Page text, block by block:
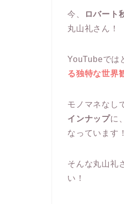
今、 ロバート
丸山礼さん！
YouTubeでは
る独特な世界
モノマネなし
インナップに
なっています！
そんな丸山礼
い！